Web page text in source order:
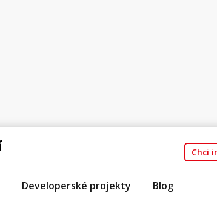
Chci
Developerské projekty Blog